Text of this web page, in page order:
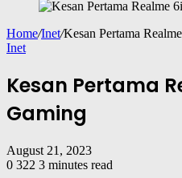
Home/Inet/Kesan Pertama
Inet
Kesan Pertama
Gaming
August 21, 2023
0 322 3 minutes read